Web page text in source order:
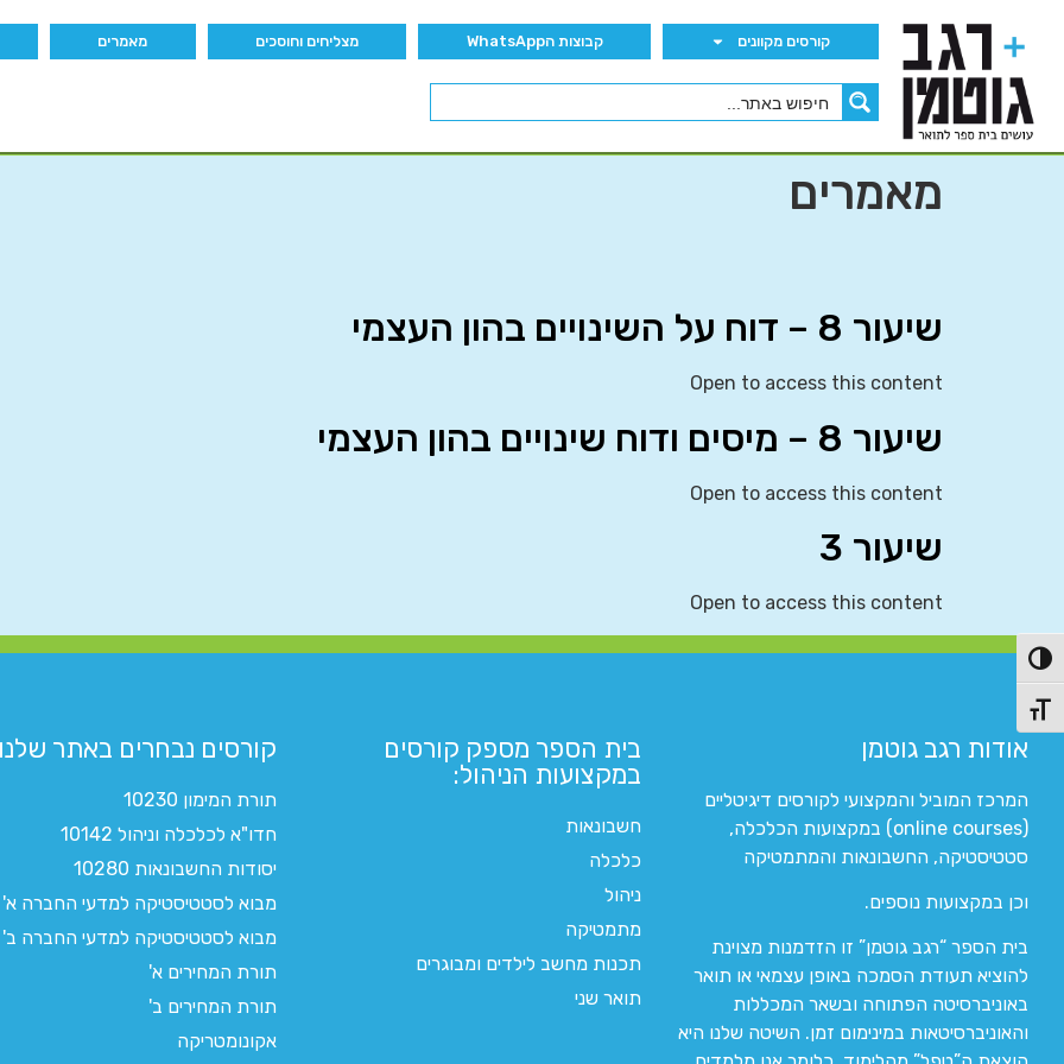
הפעל/כבה ניגודיות גבוהה
מתג גודל גופן
קורסים מקוונים קבוצות הWhatsApp מצליחים וחוסכים מאמרים
מאמרים
שיעור 8 – דוח על השינויים בהון העצמי
Open to access this content
שיעור 8 – מיסים ודוח שינויים בהון העצמי
Open to access this content
שיעור 3
Open to access this content
אודות רגב גוטמן
המרכז המוביל והמקצועי לקורסים דיגיטליים
(online courses) במקצועות הכלכלה,
סטטיסטיקה, החשבונאות והמתמטיקה
וכן במקצועות נוספים.
בית הספר “רגב גוטמן” זו הזדמנות מצוינת
להוציא תעודת הסמכה באופן עצמאי או תואר
באוניברסיטה הפתוחה ובשאר המכללות
והאוניברסיטאות במינימום זמן. השיטה שלנו היא
בית הספר מספק קורסים
במקצועות הניהול:
חשבונאות
כלכלה
ניהול
מתמטיקה
תכנות מחשב לילדים ומבוגרים
תואר שני
קורסים נבחרים באתר
תורת המימון 10230
חדו"א לכלכלה וניהול 10142
יסודות החשבונאות 10280
מבוא לסטטיסטיקה למדעי החברה א'
מבוא לסטטיסטיקה למדעי החברה ב'
תורת המחירים א'
תורת המחירים ב'
אקונומטריקה